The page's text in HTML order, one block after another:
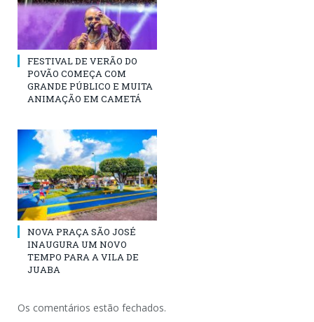
FESTIVAL DE VERÃO DO
POVÃO COMEÇA COM
GRANDE PÚBLICO E MUITA
ANIMAÇÃO EM CAMETÁ
NOVA PRAÇA SÃO JOSÉ
INAUGURA UM NOVO
TEMPO PARA A VILA DE
JUABA
Os comentários estão fechados.